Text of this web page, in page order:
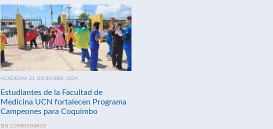
ACADEMIA 21 DICIEMBRE, 2024
Estudiantes de la Facultad de
Medicina UCN fortalecen Programa
Campeones para Coquimbo
SIN COMENTARIOS